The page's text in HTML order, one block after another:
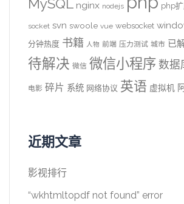
MySQL nginx nodejs php
socket svn swoole vue websocket
分钟热度 书籍 人物 前端 压力测试 城市 已
待解决 微信 微信小程序 数据
电影 碎片 系统 网络协议 英语 虚拟机
近期文章
影视排行
“wkhtmltopdf not found” error